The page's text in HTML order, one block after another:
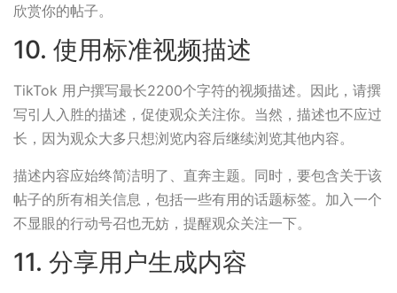
欣赏你的帖子。
10. 使用标准视频描述
TikTok 用户撰写最长2200个字符的视频描述。因此，请撰
写引人入胜的描述，促使观众关注你。当然，描述也不应过
长，因为观众大多只想浏览内容后继续浏览其他内容。
描述内容应始终简洁明了、直奔主题。同时，要包含关于该
帖子的所有相关信息，包括一些有用的话题标签。加入一个
不显眼的行动号召也无妨，提醒观众关注一下。
11. 分享用户生成内容